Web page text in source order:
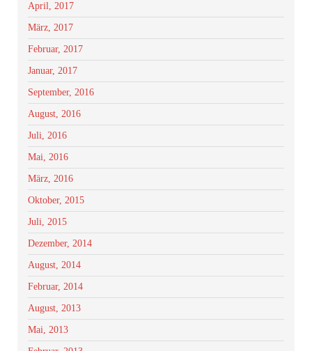
April, 2017
März, 2017
Februar, 2017
Januar, 2017
September, 2016
August, 2016
Juli, 2016
Mai, 2016
März, 2016
Oktober, 2015
Juli, 2015
Dezember, 2014
August, 2014
Februar, 2014
August, 2013
Mai, 2013